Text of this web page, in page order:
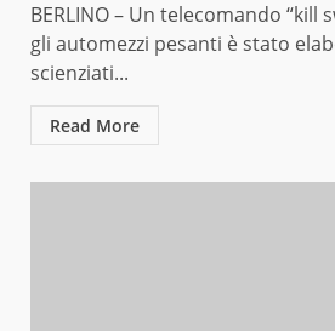
BERLINO – Un telecomando “kill
gli automezzi pesanti è stato
scienziati...
Read More